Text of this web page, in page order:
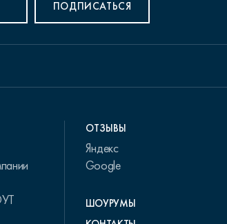
ПОДПИСАТЬСЯ
ОТЗЫВЫ
Яндекс
Google
ШОУРУМЫ